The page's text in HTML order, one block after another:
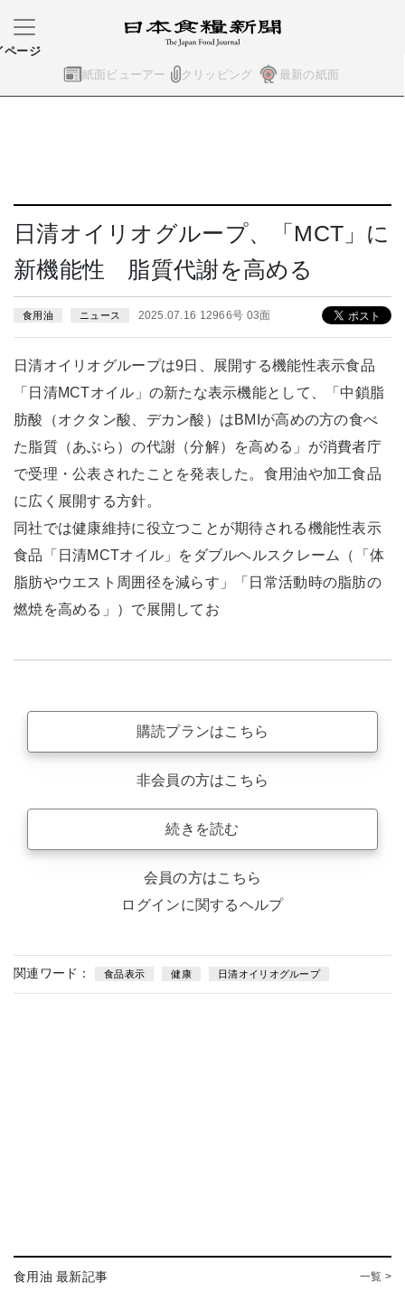
紙面ビューアー クリッピング 最新の紙面
ページ
日清オイリオグループ、「MCT」に
新機能性 脂質代謝を高める
食用油 ニュース 2025.07.16 12966号 03面
日清オイリオグループは9日、展開する機能性表示食品
「日清MCTオイル」の新たな表示機能として、「中鎖脂
肪酸（オクタン酸、デカン酸）はBMIが高めの方の食べ
た脂質（あぶら）の代謝（分解）を高める」が消費者庁
で受理・公表されたことを発表した。食用油や加工食品
に広く展開する方針。
同社では健康維持に役立つことが期待される機能性表示
食品「日清MCTオイル」をダブルヘルスクレーム（「体
脂肪やウエスト周囲径を減らす」「日常活動時の脂肪の
燃焼を高める」）で展開してお
購読プランはこちら
非会員の方はこちら
続きを読む
会員の方はこちら
ログインに関するヘルプ
関連ワード： 食品表示 健康 日清オイリオグループ
食用油 最新記事 一覧 >